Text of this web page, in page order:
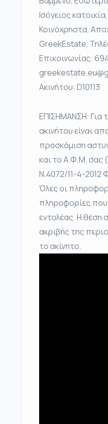
Ισόγειος
Κοινόχρηστα,
GreekEstate,
Επικοινωνίας:
Ακινήτου: D10113
ΕΠΙΣΗΜΑΝΣΗ: Για
ακινήτου είναι
προσκόμιση
και το Α.Φ.Μ. σας
Ν.4072/11-4-2012
Όλες οι
πληροφορίες που
εντολέας. Η θέση
ακριβής της
το ακίνητο.